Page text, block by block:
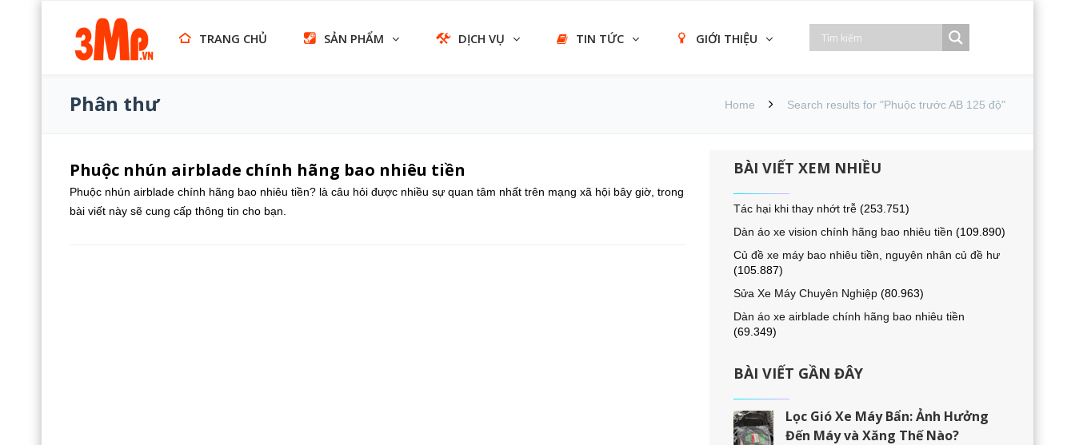
TRANG CHỦ SẢN PHẨM DỊCH VỤ TIN TỨC GIỚI THIỆU
Phân thư Home Search results for "Phuộc trước AB 125 độ"
Phuộc nhún airblade chính hãng bao nhiêu tiền
Phuộc nhún airblade chính hãng bao nhiêu tiền? là câu hỏi được nhiều sự quan tâm nhất trên mạng xã hội bây giờ, trong
bài viết này sẽ cung cấp thông tin cho bạn.
BÀI VIẾT XEM NHIỀU
Tác hại khi thay nhớt trễ (253.751)
Dàn áo xe vision chính hãng bao nhiêu tiền (109.890)
Củ đề xe máy bao nhiêu tiền, nguyên nhân củ đề hư
(105.887)
Sửa Xe Máy Chuyên Nghiệp (80.963)
Dàn áo xe airblade chính hãng bao nhiêu tiền
(69.349)
BÀI VIẾT GẦN ĐÂY
Lọc Gió Xe Máy Bẩn: Ảnh Hưởng
Đến Máy và Xăng Thế Nào?